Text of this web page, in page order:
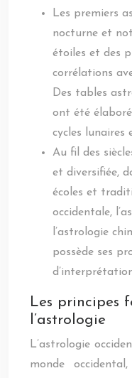
Les premiers
nocturne et
étoiles et des
corrélations
Des tables
ont été
cycles lunaires
Au fil des
et diversifiée,
écoles et
occidentale,
l’astrologie
possède ses
Les principes
l’astrologie
L’astrologie
monde